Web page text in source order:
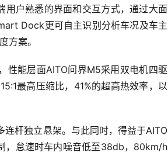
户熟悉的界面和交互方式，通过大面
Dock更可自主识别分析车况及车主
方案。
性能层面AITO问界M5采用双电机四驱
最高压缩比，41%的超高热效率，以
杆独立悬架。与此同时，得益于AITO
，怠速时车内噪音低至38db，80km/h